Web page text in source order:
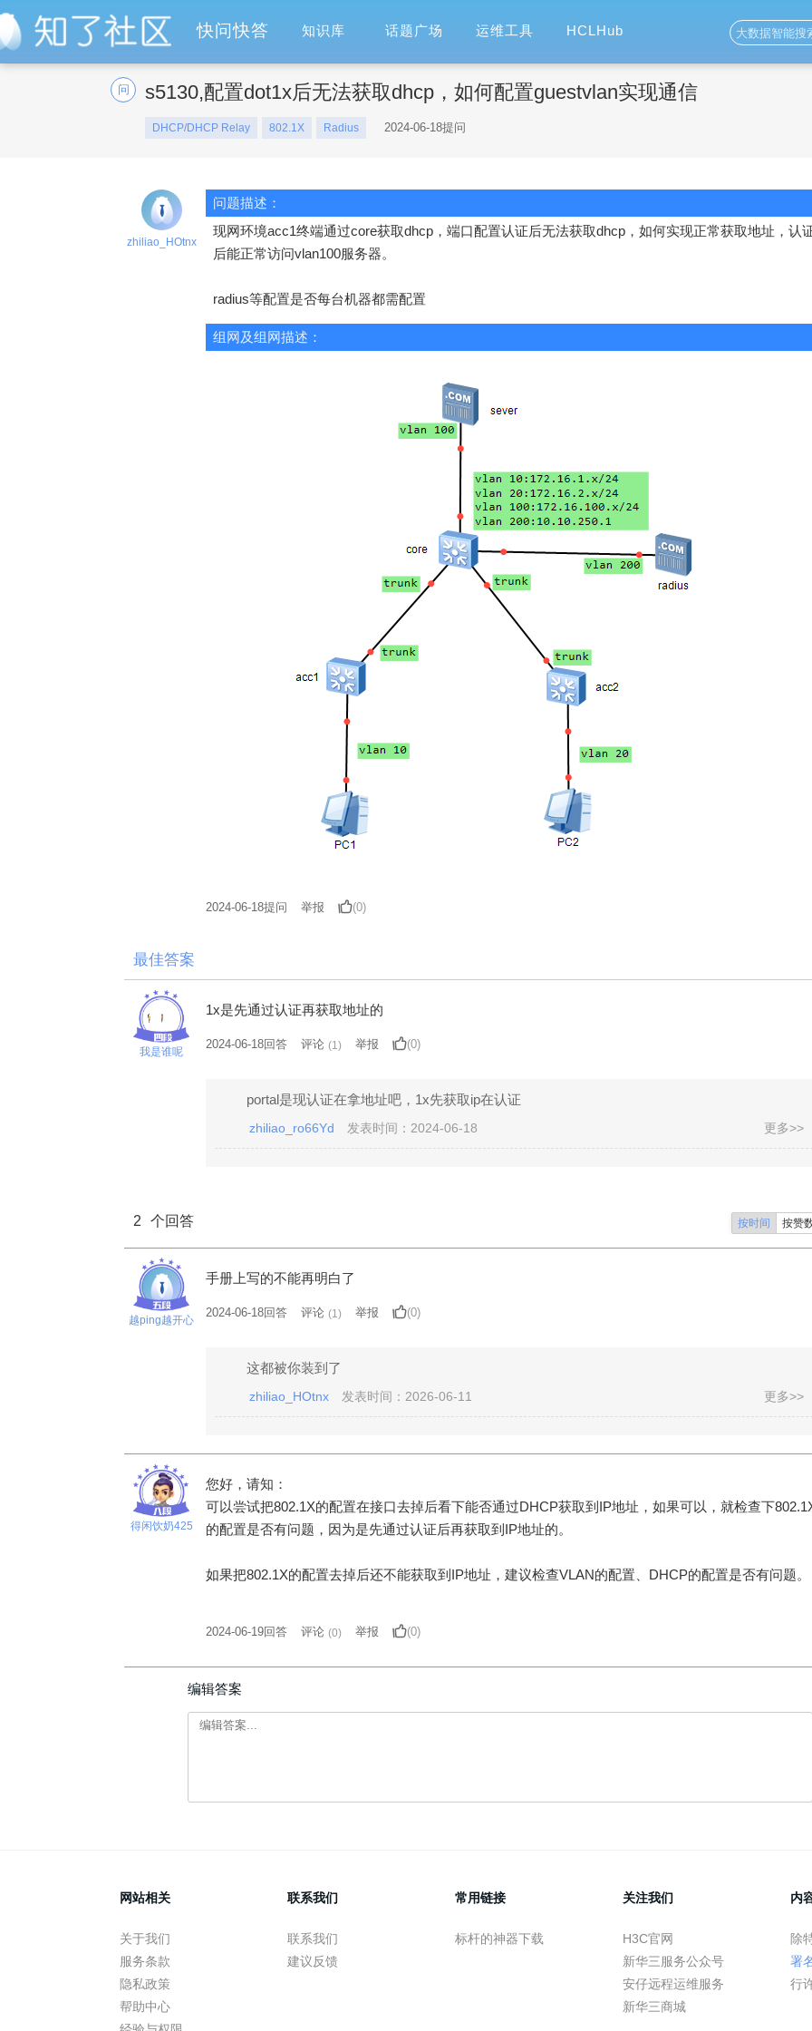
快问快答 知识库 话题广场 运维工具 HCLHub
问 s5130,配置dot1x后无法获取dhcp，如何配置guestvlan实现通信
DHCP/DHCP Relay 802.1X Radius 2024-06-18提问
zhiliao_HOtnx
问题描述：
现网环境acc1终端通过core获取dhcp，端口配置认证后无法获取dhcp，如何实现正常获取地址，认
后能正常访问vlan100服务器。
radius等配置是否每台机器都需配置
组网及组网描述：
2024-06-18提问 举报 (0)
最佳答案
我是谁呢
1x是先通过认证再获取地址的
2024-06-18回答 评论 (1 ) 举报 (0)
portal是现认证在拿地址吧，1x先获取ip在认证
zhiliao_ro66Yd 发表时间：2024-06-18 更多>>
2 个回答 按时间 按赞
越ping越开心
手册上写的不能再明白了
2024-06-18回答 评论 (1 ) 举报 (0)
这都被你装到了
zhiliao_HOtnx 发表时间：2026-06-11 更多>>
得闲饮奶425
您好，请知：
可以尝试把802.1X的配置在接口去掉后看下能否通过DHCP获取到IP地址，如果可以，就检查下
的配置是否有问题，因为是先通过认证后再获取到IP地址的。
如果把802.1X的配置去掉后还不能获取到IP地址，建议检查VLAN的配置、DHCP的配置是否有问题。
2024-06-19回答 评论 (0) 举报 (0)
编辑答案
网站相关
关于我们
服务条款
隐私政策
帮助中心
联系我们
联系我们
建议反馈
常用链接
标杆的神器下载
关注我们
H3C官网
新华三服务公众号
安仔远程运维服务
新华三商城
内
除
署
行